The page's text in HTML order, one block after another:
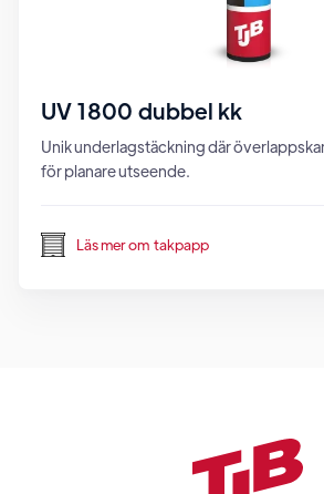
UV 1800 dubbel kk
Unik underlagstäckning där
för planare utseende.
Läs mer om takpapp